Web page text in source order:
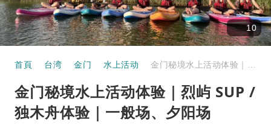
10
首頁 台湾 金门 水上活动
金门秘境水上活动体验｜烈屿 SUP /
独木舟体验｜一般场、夕阳场